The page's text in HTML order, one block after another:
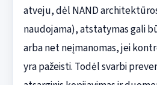
atveju, dėl NAND
naudojama), atstatymas gali
arba net neįmanomas, jei
yra pažeisti. Todėl svarbi